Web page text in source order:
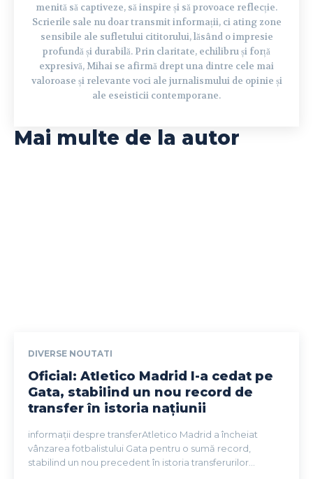
menită să captiveze, să inspire și să provoace reflecție.
Scrierile sale nu doar transmit informații, ci ating zone
sensibile ale sufletului cititorului, lăsând o impresie
profundă și durabilă. Prin claritate, echilibru și forță
expresivă, Mihai se afirmă drept una dintre cele mai
valoroase și relevante voci ale jurnalismului de opinie și
ale eseisticii contemporane.
Mai multe de la autor
DIVERSE NOUTATI
Oficial: Atletico Madrid l-a cedat pe
Gata, stabilind un nou record de
transfer în istoria națiunii
informații despre transferAtletico Madrid a încheiat
vânzarea fotbalistului Gata pentru o sumă record,
stabilind un nou precedent în istoria transferurilor...